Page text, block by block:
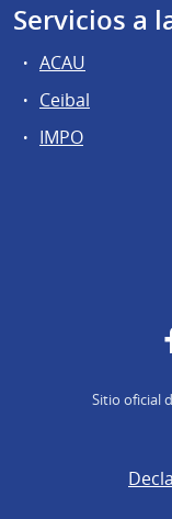
Servicios a
ACAU
Ceibal
IMPO
Sitio oficial